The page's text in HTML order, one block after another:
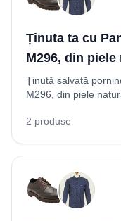
Ținuta ta cu
M296, din piele
Ținută salvată
M296, din piele
2 produse